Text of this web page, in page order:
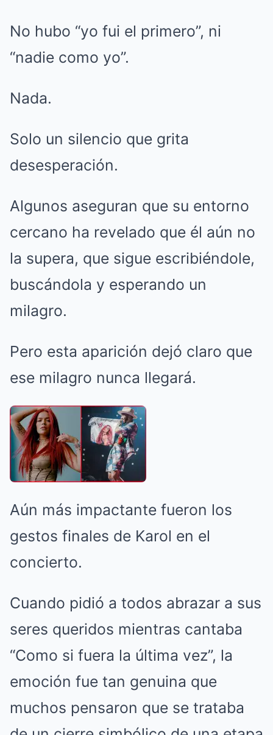
No hubo “yo fui el primero”, ni
“nadie como yo”.
Nada.
Solo un silencio que grita
desesperación.
Algunos aseguran que su entorno
cercano ha revelado que él aún no
la supera, que sigue escribiéndole,
buscándola y esperando un
milagro.
Pero esta aparición dejó claro que
ese milagro nunca llegará.
Aún más impactante fueron los
gestos finales de Karol en el
concierto.
Cuando pidió a todos abrazar a sus
seres queridos mientras cantaba
“Como si fuera la última vez”, la
emoción fue tan genuina que
muchos pensaron que se trataba